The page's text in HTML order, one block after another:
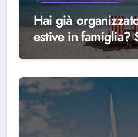
Hai già
estive in famiglia?
scegliere Alba